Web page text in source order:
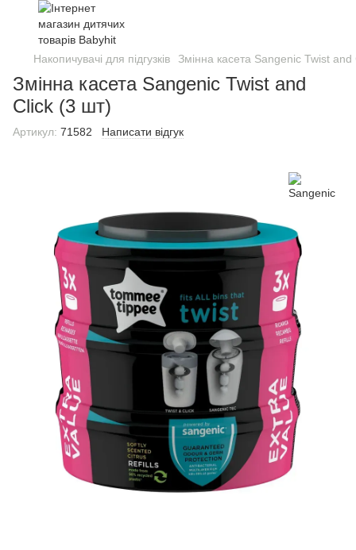
Накопичувачі для підгузків Змінна касета Sangenic Twist
Змінна касета Sangenic Twist and
Click (3 шт)
Артикул: 71582 Написати відгук